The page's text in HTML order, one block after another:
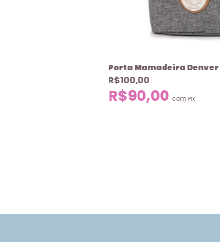
Porta Mamadeira
R$100,00
R$90,00 com Pix